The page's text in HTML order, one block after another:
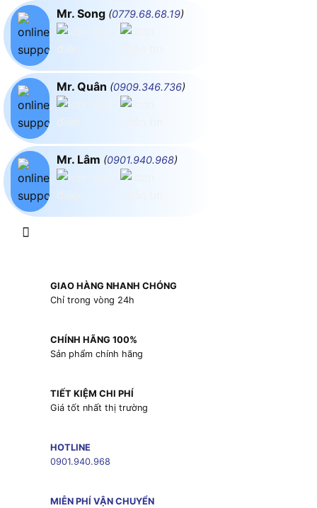
Mr. Song (0779.68.68.19)
Mr. Quân (0909.346.736)
Mr. Lâm (0901.940.968)
GIAO HÀNG NHANH CHÓNG
Chỉ trong vòng 24h
CHÍNH HÃNG 100%
Sản phẩm chính hãng
TIẾT KIỆM CHI PHÍ
Giá tốt nhất thị trường
HOTLINE
0901.940.968
MIỄN PHÍ VẬN CHUYỂN